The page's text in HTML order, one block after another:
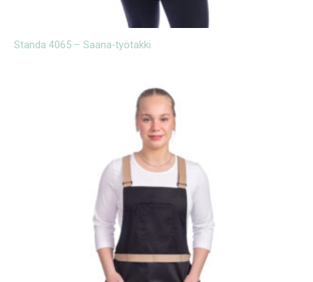
Standa 4065 – Saana-työtakki